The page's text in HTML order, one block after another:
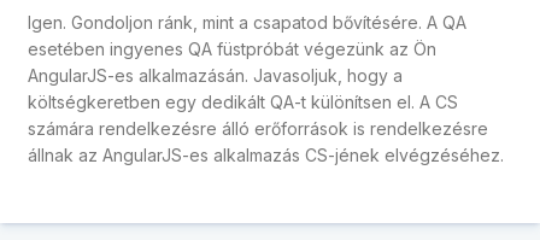
Igen. Gondoljon ránk, mint a csapatod bővítésére. A QA
esetében ingyenes QA füstpróbát végezünk az Ön
AngularJS-es alkalmazásán. Javasoljuk, hogy a
költségkeretben egy dedikált QA-t különítsen el. A CS
számára rendelkezésre álló erőforrások is rendelkezésre
állnak az AngularJS-es alkalmazás CS-jének elvégzéséhez.